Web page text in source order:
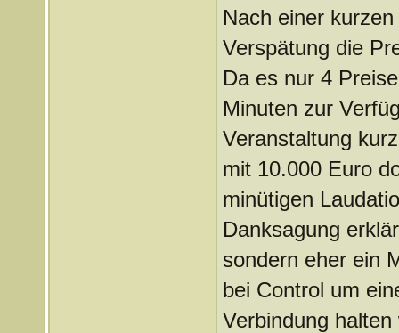
Nach einer
Verspätung die
Da es nur 4
Minuten zur
Veranstaltung
mit 10.000 Euro
minütigen
Danksagung
sondern eher ein
bei Control um
Verbindung